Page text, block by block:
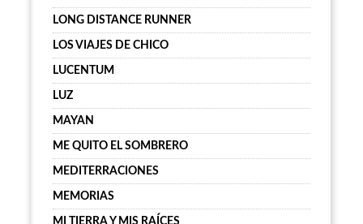
LONG DISTANCE RUNNER
LOS VIAJES DE CHICO
LUCENTUM
LUZ
MAYAN
ME QUITO EL SOMBRERO
MEDITERRACIONES
MEMORIAS
MI TIERRA Y MIS RAÍCES